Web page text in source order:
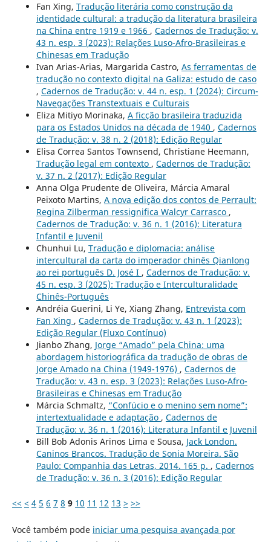
Fan Xing, Tradução literária como construção da
identidade cultural: a tradução da literatura brasileira
na China entre 1919 e 1966 , Cadernos de Tradução: v.
43 n. esp. 3 (2023): Relações Luso-Afro-Brasileiras e
Chinesas em Tradução
Ivan Arias-Arias, Margarida Castro, As ferramentas de
tradução no contexto digital na Galiza: estudo de caso
, Cadernos de Tradução: v. 44 n. esp. 1 (2024): Circum-
Navegações Transtextuais e Culturais
Eliza Mitiyo Morinaka, A ficção brasileira traduzida
para os Estados Unidos na década de 1940 , Cadernos
de Tradução: v. 38 n. 2 (2018): Edição Regular
Elisa Correa Santos Townsend, Christiane Heemann,
Tradução legal em contexto , Cadernos de Tradução:
v. 37 n. 2 (2017): Edição Regular
Anna Olga Prudente de Oliveira, Márcia Amaral
Peixoto Martins, A nova edição dos contos de Perrault:
Regina Zilberman ressignifica Walcyr Carrasco ,
Cadernos de Tradução: v. 36 n. 1 (2016): Literatura
Infantil e Juvenil
Chunhui Lu, Tradução e diplomacia: análise
intercultural da carta do imperador chinês Qianlong
ao rei português D. José I , Cadernos de Tradução: v.
45 n. esp. 3 (2025): Tradução e Interculturalidade
Chinês-Português
Andréia Guerini, Li Ye, Xiang Zhang, Entrevista com
Fan Xing , Cadernos de Tradução: v. 43 n. 1 (2023):
Edição Regular (Fluxo Contínuo)
Jianbo Zhang, Jorge “Amado” pela China: uma
abordagem historiográfica da tradução de obras de
Jorge Amado na China (1949-1976) , Cadernos de
Tradução: v. 43 n. esp. 3 (2023): Relações Luso-Afro-
Brasileiras e Chinesas em Tradução
Márcia Schmaltz, “Confúcio e o menino sem nome”:
intertextualidade e adaptação , Cadernos de
Tradução: v. 36 n. 1 (2016): Literatura Infantil e Juvenil
Bill Bob Adonis Arinos Lima e Sousa, Jack London.
Caninos Brancos. Tradução de Sonia Moreira. São
Paulo: Companhia das Letras, 2014. 165 p. , Cadernos
de Tradução: v. 36 n. 3 (2016): Edição Regular
<< < 4 5 6 7 8 9 10 11 12 13 > >>
Você também pode iniciar uma pesquisa avançada por